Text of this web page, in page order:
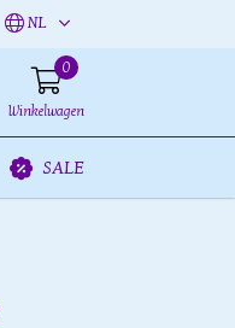
NL
0
Winkelwagen
SALE